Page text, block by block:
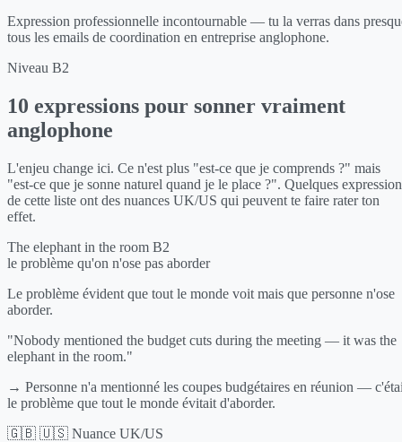
Expression professionnelle incontournable — tu la verras dans
tous les emails de coordination en entreprise anglophone.
Niveau B2
10 expressions pour sonner vraiment
anglophone
L'enjeu change ici. Ce n'est plus "est-ce que je comprends ?" mais
"est-ce que je sonne naturel quand je le place ?". Quelques
de cette liste ont des nuances UK/US qui peuvent te faire rater ton
effet.
The elephant in the room B2
le problème qu'on n'ose pas aborder
Le problème évident que tout le monde voit mais que personne n'ose
aborder.
"Nobody mentioned the budget cuts during the meeting — it was the
elephant in the room."
→ Personne n'a mentionné les coupes budgétaires en réunion —
le problème que tout le monde évitait d'aborder.
🇬🇧 🇺🇸 Nuance UK/US